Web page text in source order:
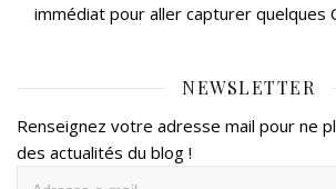
immédiat pour aller capturer quelques
NEWSLETTER
Renseignez votre adresse mail pour ne
des actualités du blog !